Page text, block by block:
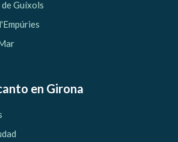
Guíxols
en Girona